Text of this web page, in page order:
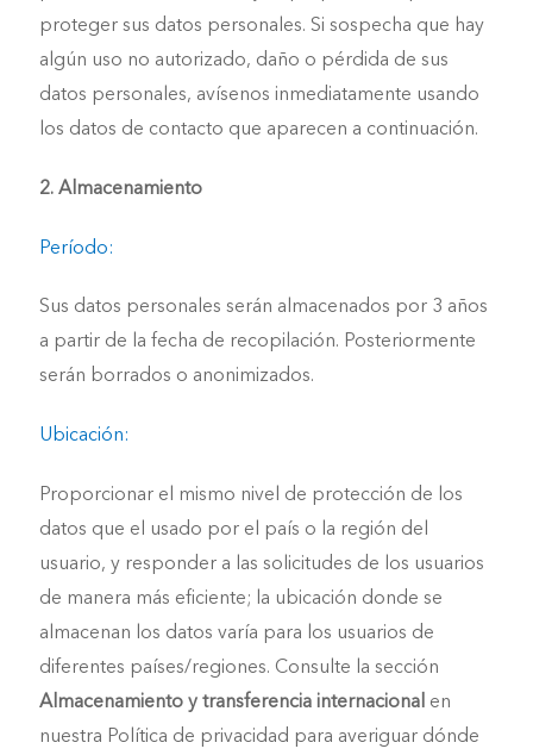
proteger sus datos personales. Si sospecha que hay
algún uso no autorizado, daño o pérdida de sus
datos personales, avísenos inmediatamente usando
los datos de contacto que aparecen a continuación.
2. Almacenamiento
Período:
Sus datos personales serán almacenados por 3 años
a partir de la fecha de recopilación. Posteriormente
serán borrados o anonimizados.
Ubicación:
Proporcionar el mismo nivel de protección de los
datos que el usado por el país o la región del
usuario, y responder a las solicitudes de los usuarios
de manera más eficiente; la ubicación donde se
almacenan los datos varía para los usuarios de
diferentes países/regiones. Consulte la sección
Almacenamiento y transferencia internacional en
nuestra Política de privacidad para averiguar dónde